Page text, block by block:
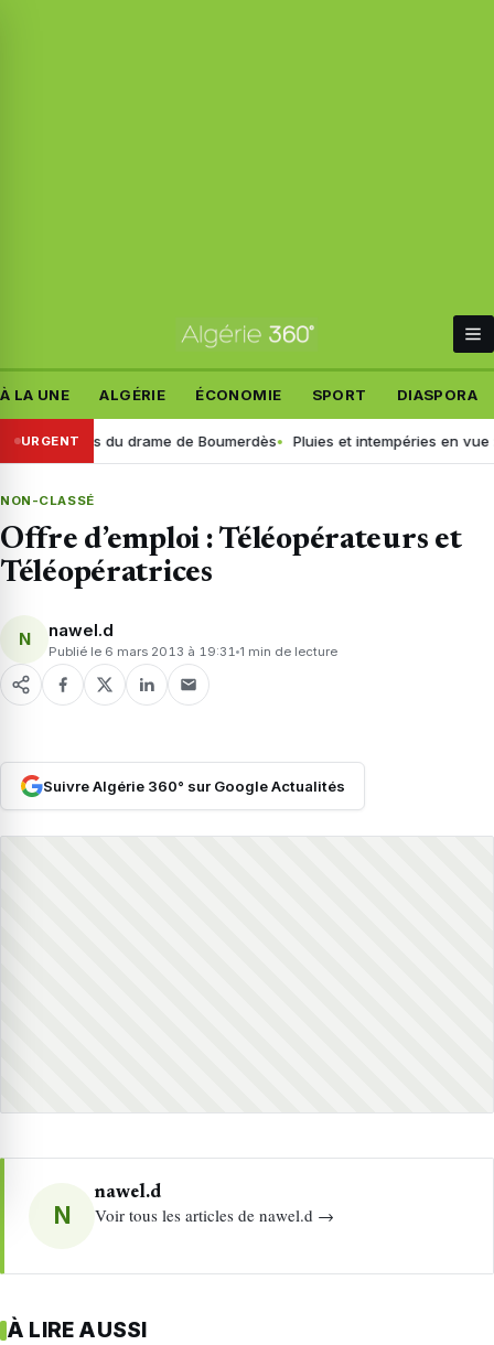
À LA UNE ALGÉRIE ÉCONOMIE SPORT DIASPORA
URGENT
détails du drame de Boumerdès Pluies et intempéries en vue :
NON-CLASSÉ
Offre d’emploi : Téléopérateurs et
Téléopératrices
N nawel.d
Publié le 6 mars 2013 à 19:31 1 min de lecture
Suivre Algérie 360° sur Google Actualités
N
nawel.d
Voir tous les articles de nawel.d →
À LIRE AUSSI